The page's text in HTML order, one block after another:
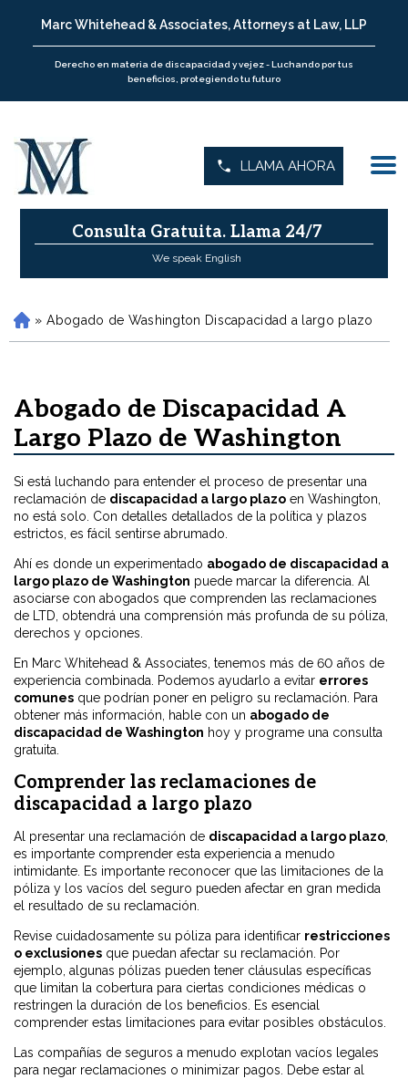
Marc Whitehead & Associates, Attorneys at Law, LLP
Derecho en materia de discapacidad y vejez - Luchando por tus
beneficios, protegiendo tu futuro
LLAMA AHORA
Consulta Gratuita. Llama 24/7
We speak English
H
o
» Abogado de Washington Discapacidad a largo plazo
Abogado de Discapacidad A
Largo Plazo de Washington
Si está luchando para entender el proceso de presentar una
reclamación de discapacidad a largo plazo en Washington,
no está solo. Con detalles detallados de la política y plazos
estrictos, es fácil sentirse abrumado.
Ahí es donde un experimentado abogado de discapacidad a
largo plazo de Washington puede marcar la diferencia. Al
asociarse con abogados que comprenden las reclamaciones
de LTD, obtendrá una comprensión más profunda de su póliza,
derechos y opciones.
En Marc Whitehead & Associates, tenemos más de 60 años de
experiencia combinada. Podemos ayudarlo a evitar errores
comunes que podrían poner en peligro su reclamación. Para
obtener más información, hable con un abogado de
discapacidad de Washington hoy y programe una consulta
gratuita.
Comprender las reclamaciones de
discapacidad a largo plazo
Al presentar una reclamación de discapacidad a largo plazo
es importante comprender esta experiencia a menudo
intimidante. Es importante reconocer que las limitaciones de la
póliza y los vacíos del seguro pueden afectar en gran medida
el resultado de su reclamación.
Revise cuidadosamente su póliza para identificar restricciones
o exclusiones que puedan afectar su reclamación. Por
ejemplo, algunas pólizas pueden tener cláusulas específicas
que limitan la cobertura para ciertas condiciones médicas o
restringen la duración de los beneficios. Es esencial
comprender estas limitaciones para evitar posibles obstáculos.
Las compañías de seguros a menudo explotan vacíos legales
para negar reclamaciones o minimizar pagos. Debe estar al